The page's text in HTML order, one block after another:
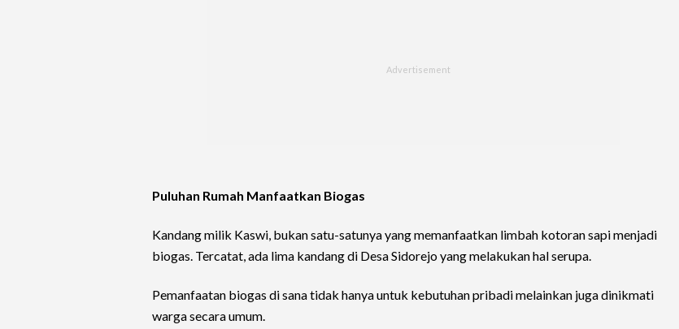
Puluhan Rumah Manfaatkan Biogas
Kandang milik Kaswi, bukan satu-satunya yang memanfaatkan limbah kotoran sapi menjadi
biogas. Tercatat, ada lima kandang di Desa Sidorejo yang melakukan hal serupa.
Pemanfaatan biogas di sana tidak hanya untuk kebutuhan pribadi melainkan juga dinikmati
warga secara umum.